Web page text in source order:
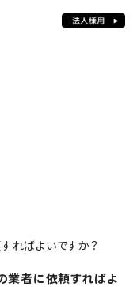
ればよいですか？
業者に依頼すればよ